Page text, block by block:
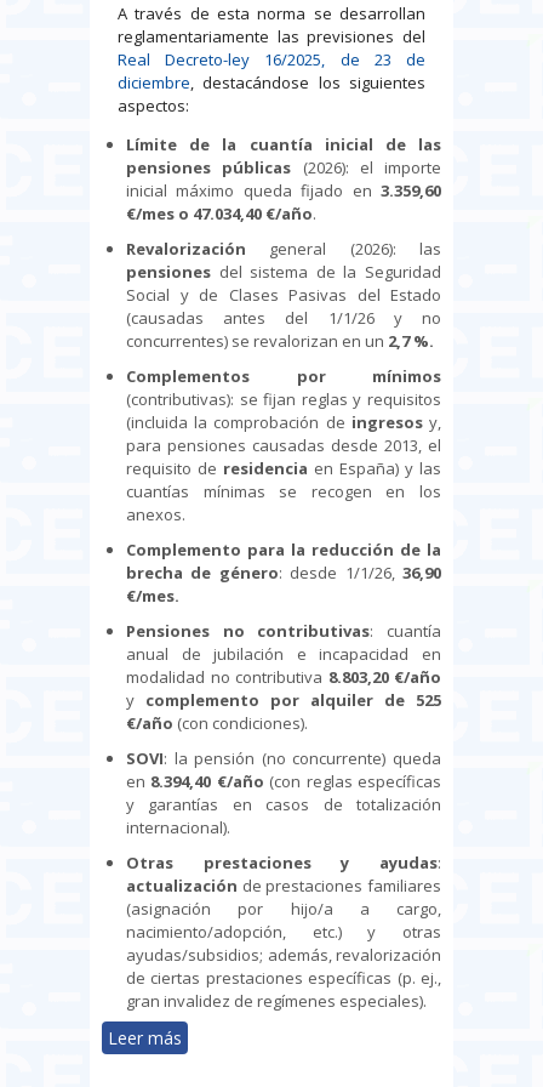
A través de esta norma se desarrollan
reglamentariamente las previsiones del
Real Decreto-ley 16/2025, de 23 de
diciembre, destacándose los siguientes
aspectos:
Límite de la cuantía inicial de las
pensiones públicas (2026): el importe
inicial máximo queda fijado en 3.359,60
€/mes o 47.034,40 €/año.
Revalorización general (2026): las
pensiones del sistema de la Seguridad
Social y de Clases Pasivas del Estado
(causadas antes del 1/1/26 y no
concurrentes) se revalorizan en un 2,7 %.
Complementos por mínimos
(contributivas): se fijan reglas y requisitos
(incluida la comprobación de ingresosy,
para pensiones causadas desde 2013, el
requisito de residencia en España) y las
cuantías mínimas se recogen en los
anexos.
Complemento para la reducción de la
brecha de género: desde 1/1/26,36,90
€/mes.
Pensiones no contributivas: cuantía
anual de jubilación e incapacidad en
modalidad no contributiva 8.803,20 €/año
y complemento por alquiler de 525
€/año (con condiciones).
SOVI: la pensión (no concurrente) queda
en 8.394,40 €/año (con reglas específicas
y garantías en casos de totalización
internacional).
Otras prestaciones y ayudas:
actualización de prestaciones familiares
(asignación por hijo/a a cargo,
nacimiento/adopción, etc.) y otras
ayudas/subsidios; además, revalorización
de ciertas prestaciones específicas (p. ej.,
gran invalidez de regímenes especiales).
Leer más